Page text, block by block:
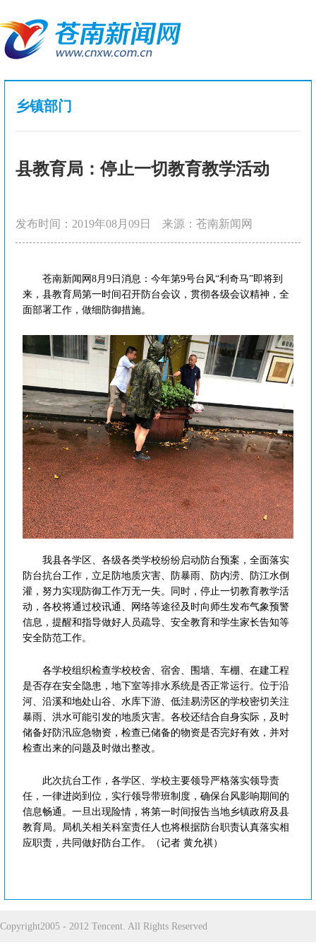
乡镇部门
县教育局：停止一切教育教学活动
发布时间：2019年08月09日 来源：苍南新闻网
苍南新闻网8月9日消息：今年第9号台风“利奇马”即将到
来，县教育局第一时间召开防台会议，贯彻各级会议精神，全
面部署工作，做细防御措施。
我县各学区、各级各类学校纷纷启动防台预案，全面落实
防台抗台工作，立足防地质灾害、防暴雨、防内涝、防江水倒
灌，努力实现防御工作万无一失。同时，停止一切教育教学活
动，各校将通过校讯通、网络等途径及时向师生发布气象预警
信息，提醒和指导做好人员疏导、安全教育和学生家长告知等
安全防范工作。
各学校组织检查学校校舍、宿舍、围墙、车棚、在建工程
是否存在安全隐患，地下室等排水系统是否正常运行。位于沿
河、沿溪和地处山谷、水库下游、低洼易涝区的学校密切关注
暴雨、洪水可能引发的地质灾害。各校还结合自身实际，及时
储备好防汛应急物资，检查已储备的物资是否完好有效，并对
检查出来的问题及时做出整改。
此次抗台工作，各学区、学校主要领导严格落实领导责
任，一律进岗到位，实行领导带班制度，确保台风影响期间的
信息畅通。一旦出现险情，将第一时间报告当地乡镇政府及县
教育局。局机关相关科室责任人也将根据防台职责认真落实相
应职责，共同做好防台工作。（记者 黄允祺）
Copyright2005 - 2012 Tencent. All Rights Reserved